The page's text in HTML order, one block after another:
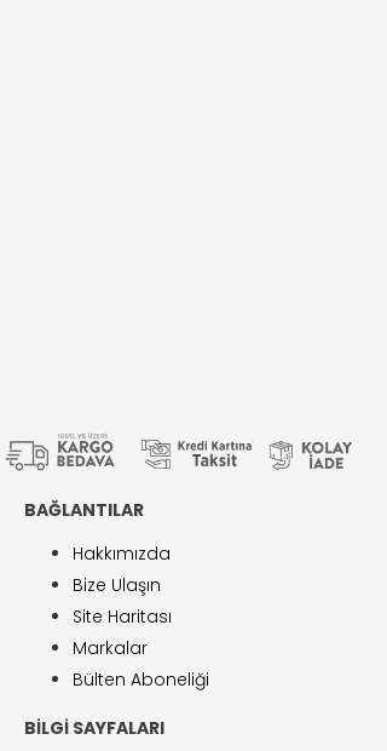
BAĞLANTILAR
Hakkımızda
Bize Ulaşın
Site Haritası
Markalar
Bülten Aboneliği
BILGI SAYFALARI